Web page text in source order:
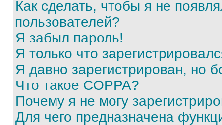
Как сделать, чтобы я не
пользователей?
Я забыл пароль!
Я только что
Я давно зарегистрирован, но
Что такое COPPA?
Почему я не могу
Для чего предназначена